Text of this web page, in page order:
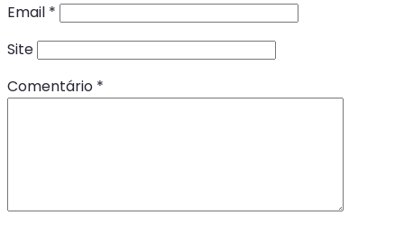
Email *
Site
Comentário *